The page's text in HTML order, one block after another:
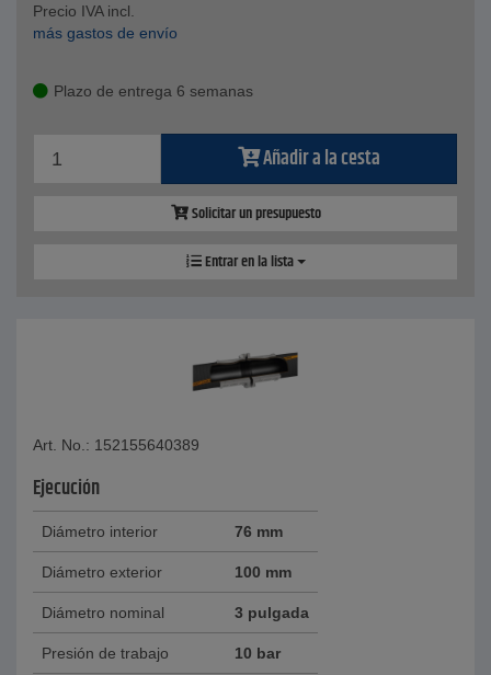
Precio IVA incl.
más gastos de envío
Plazo de entrega 6 semanas
Añadir a la cesta
Solicitar un presupuesto
Entrar en la lista
Art. No.: 152155640389
Ejecución
Diámetro interior 76 mm
Diámetro exterior 100 mm
Diámetro nominal 3 pulgada
Presión de trabajo 10 bar